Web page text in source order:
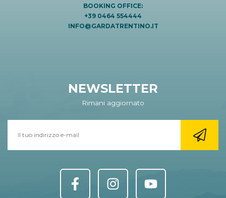
BOOKING OFFICE:
+39 0464 554444
INFO@GARDATRENTINO.IT
NEWSLETTER
Rimani aggiornato